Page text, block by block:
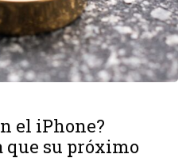
el iPhone?
su próximo